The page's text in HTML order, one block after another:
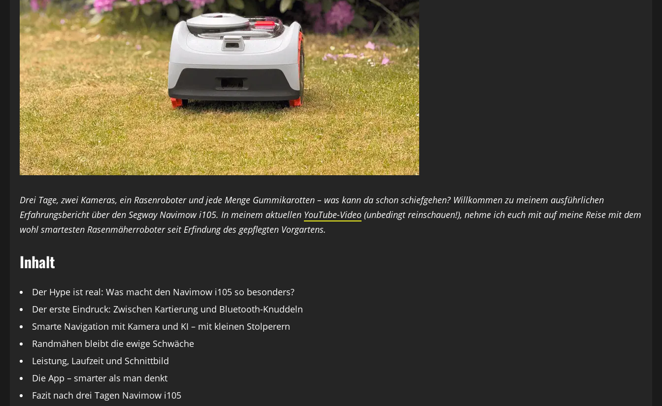
Drei Tage, zwei Kameras, ein Rasenroboter und jede Menge Gummikarotten – was kann da schon schiefgehen? Willkommen zu meinem ausführlichen
Erfahrungsbericht über den Segway Navimow i105. In meinem aktuellen YouTube-Video (unbedingt reinschauen!), nehme ich euch mit auf meine Reise mit dem
wohl smartesten Rasenmäherroboter seit Erfindung des gepflegten Vorgartens.
Inhalt
Der Hype ist real: Was macht den Navimow i105 so besonders?
Der erste Eindruck: Zwischen Kartierung und Bluetooth-Knuddeln
Smarte Navigation mit Kamera und KI – mit kleinen Stolperern
Randmähen bleibt die ewige Schwäche
Leistung, Laufzeit und Schnittbild
Die App – smarter als man denkt
Fazit nach drei Tagen Navimow i105